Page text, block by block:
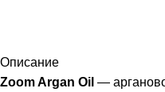
Описание
Zoom Argan Oil —